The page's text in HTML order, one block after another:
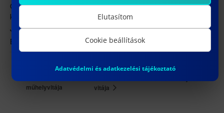
ÓE BGK – 1088 Budapest, József körút 6. J.200
konferenciaterem
József körút 6.
Budapest
Magyarország + Google Térkép
Home Defense: Wu
műhelyvitája
Public defense: Milica Sikimić / Milica
vitája
Elutasítom
Cookie beállítások
Adatvédelmi és adatkezelési tájékoztató